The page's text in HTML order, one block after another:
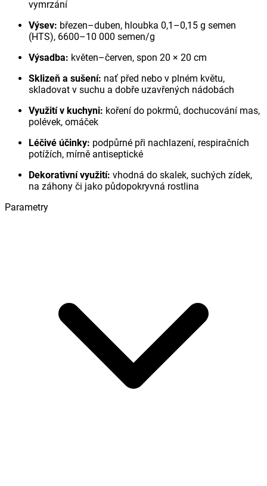
vymrzání
Výsev: březen–duben, hloubka 0,1–0,15 g semen
(HTS), 6600–10 000 semen/g
Výsadba: květen–červen, spon 20 × 20 cm
Sklizeň a sušení: nať před nebo v plném květu,
skladovat v suchu a dobře uzavřených nádobách
Využití v kuchyni: koření do pokrmů, dochucování mas,
polévek, omáček
Léčivé účinky: podpůrné při nachlazení, respiračních
potížích, mírně antiseptické
Dekorativní využití: vhodná do skalek, suchých zídek,
na záhony či jako půdopokryvná rostlina
Parametry